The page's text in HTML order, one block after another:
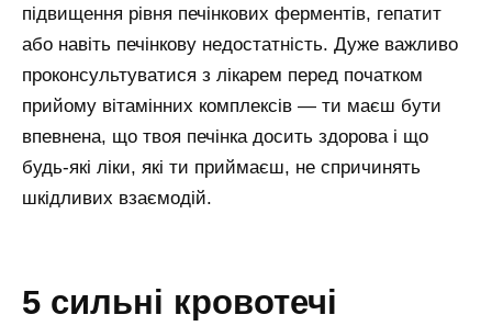
підвищення рівня печінкових ферментів, гепатит
або навіть печінкову недостатність. Дуже важливо
проконсультуватися з лікарем перед початком
прийому вітамінних комплексів — ти маєш бути
впевнена, що твоя печінка досить здорова і що
будь-які ліки, які ти приймаєш, не спричинять
шкідливих взаємодій.
5 сильні кровотечі